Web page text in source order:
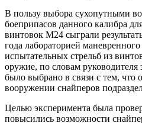
В пользу выбора сухопутными
боеприпасов данного калибра
винтовок М24 сыграли
года лабораторией
испытательных стрельб из
оружие, по словам руководителя
было выбрано в связи с тем, что
вооружении снайперов
Целью эксперимента была
повысились возможности